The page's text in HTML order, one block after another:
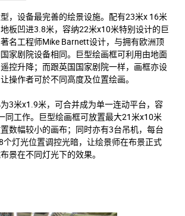
，设备最完善的绘景设施。配有23米x 16米
板凹进3.8米，容纳22米x10米特别设计的巨
名工程师Mike Barnett设计，与拥有欧洲顶
家剧院设备相同。巨型绘画框可利用由地面
控升降；而跟英国国家剧院一样，画框亦设
操作者可於不同高度及位置绘画。
3米x1.9米，可合并成为单一连动平台，容
同工作。巨型绘画框可放置最大21米x10米
数幅较小的画布；同时亦有3台吊机，每台
个灯光位置调控光暗，让绘景师在布景正式
景在不同灯光下的效果。